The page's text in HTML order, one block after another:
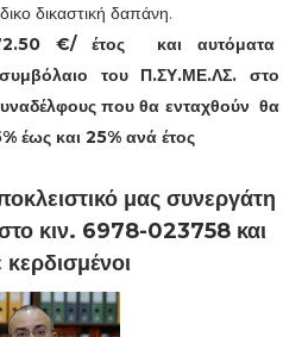
δικαστική δαπάνη.
€/ έτος και αυτόματα
του Π.ΣΥ.ΜΕ.ΛΣ. στο
που θα ενταχθούν θα
έως και 25% ανά έτος
μας συνεργάτη
κιν. 6978-023758 και
κερδισμένοι